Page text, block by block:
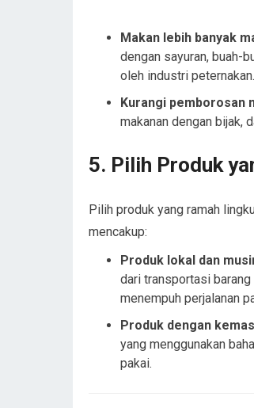
Makan lebih banyak
dengan sayuran, buah-
oleh industri peternakan.
Kurangi pemborosan
makanan dengan bijak,
5. Pilih Produk
Pilih produk yang ramah
mencakup:
Produk lokal dan
dari transportasi barang
menempuh perjalanan
Produk dengan
yang menggunakan
pakai.